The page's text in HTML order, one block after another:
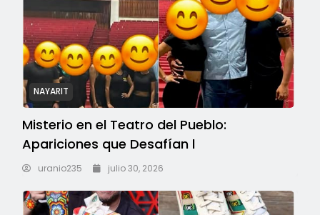
NAYARIT
Misterio en el Teatro del Pueblo:
Apariciones que Desafían l
uranio235 julio 30, 2026